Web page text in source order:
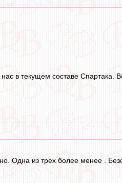
в текущем составе Спартака.
Одна из трех более менее .